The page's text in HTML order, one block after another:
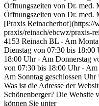
Öffnungszeiten von Dr. med.
Öffnungszeiten von Dr. med.
[Praxis Reinacherhof](https://
praxis/reinach/ebcwz/praxis-
4153 Reinach BL - Am
Dienstag von 07:30 bis
18:00 Uhr - Am Donnerstag
von 07:30 bis 18:00 Uhr -
Am Sonntag geschlossen
Was ist die Adresse der
Schönenberger? Die Website
können Sie unter